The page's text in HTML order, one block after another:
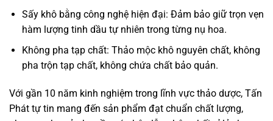
Sấy khô bằng công nghệ hiện đại: Đảm bảo giữ trọn vẹn
hàm lượng tinh dầu tự nhiên trong từng nụ hoa.
Không pha tạp chất: Thảo mộc khô nguyên chất, không
pha trộn tạp chất, không chứa chất bảo quản.
Với gần 10 năm kinh nghiệm trong lĩnh vực thảo dược, Tấn
Phát tự tin mang đến sản phẩm đạt chuẩn chất lượng,